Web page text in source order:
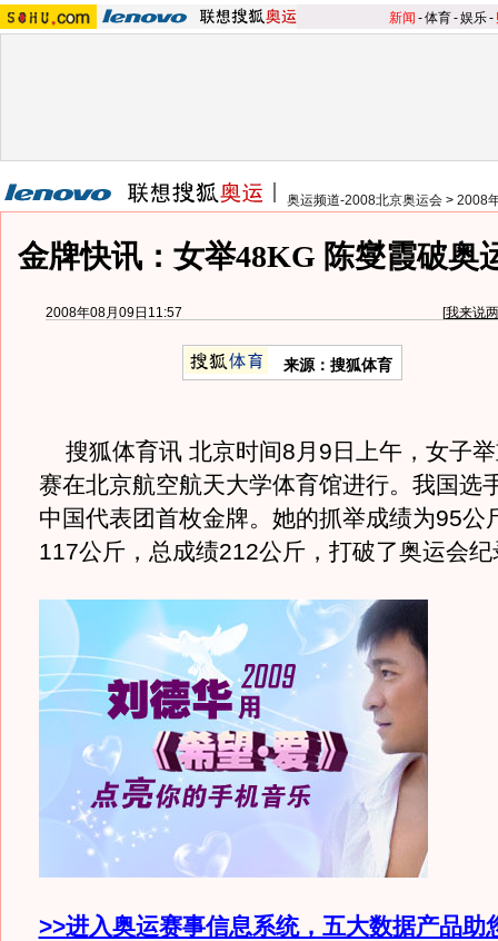
新闻 -体育-娱乐-
奥运频道-2008北京奥运会 > 2008
金牌快讯：女举48KG 陈燮霞破奥
2008年08月09日11:57 [我来说
来源：搜狐体育
搜狐体育讯 北京时间8月9日上午，女子
赛在北京航空航天大学体育馆进行。我国选
中国代表团首枚金牌。她的抓举成绩为95公
117公斤，总成绩212公斤，打破了奥运会纪
>>进入奥运赛事信息系统，五大数据产品助